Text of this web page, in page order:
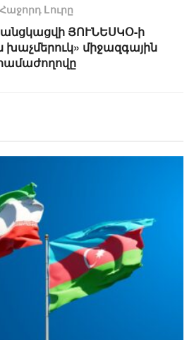
Հաջորդ Lուրը
ՅՈՒՆԵՍԿՕ-ի
խաչմերուկ» միջազգային